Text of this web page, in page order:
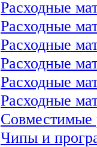
Расходные
Расходные
Расходные
Расходные
Расходные
Расходные
Совместимые
Чипы и